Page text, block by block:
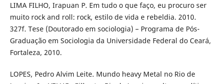
LIMA FILHO, Irapuan P. Em tudo o que faço, eu procuro ser
muito rock and roll: rock, estilo de vida e rebeldia. 2010.
327f. Tese (Doutorado em sociologia) – Programa de Pós-
Graduação em Sociologia da Universidade Federal do Ceará,
Fortaleza, 2010.
LOPES, Pedro Alvim Leite. Mundo heavy Metal no Rio de